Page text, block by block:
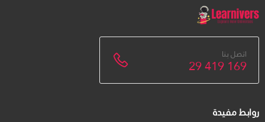
اتصل بنا
29 419 169
روابط مفيدة